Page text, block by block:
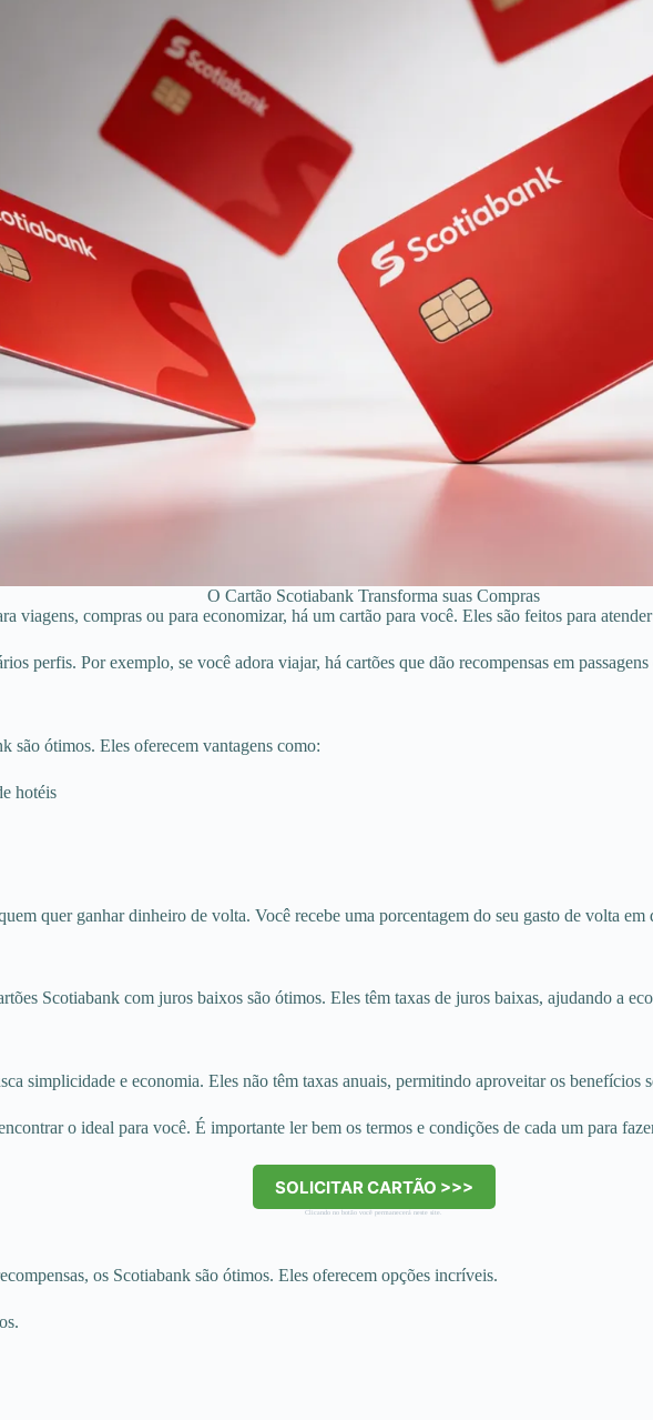
O Cartão Scotiabank Transforma suas Compras
viagens, compras ou para economizar, há um cartão para você. Eles são feitos para
perfis. Por exemplo, se você adora viajar, há cartões que dão recompensas em
são ótimos. Eles oferecem vantagens como:
hotéis
quer ganhar dinheiro de volta. Você recebe uma porcentagem do seu gasto de volta
Scotiabank com juros baixos são ótimos. Eles têm taxas de juros baixas, ajudando a
simplicidade e economia. Eles não têm taxas anuais, permitindo aproveitar os benefícios
o ideal para você. É importante ler bem os termos e condições de cada um para
SOLICITAR CARTÃO >>>
Clicando no botão você permanecerá neste site.
os Scotiabank são ótimos. Eles oferecem opções incríveis.